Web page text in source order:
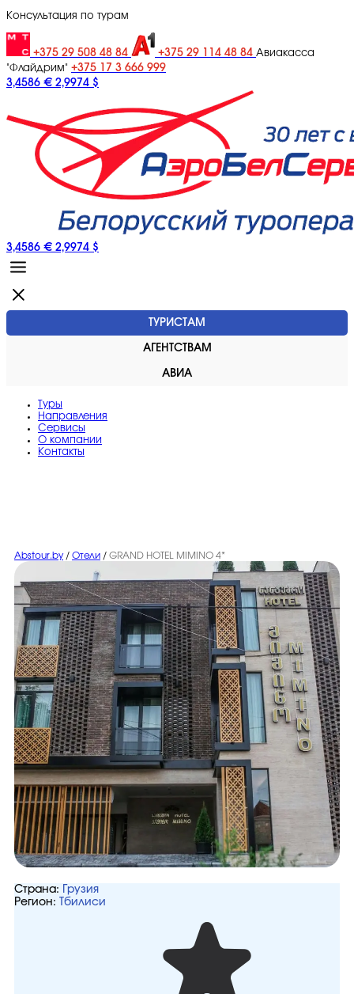
Консультация по турам
+375 29 508 48 84 +375 29 114 48 84 Авиакасса
"Флайдрим" +375 17 3 666 999
3,4586 € 2,9974 $
3,4586 € 2,9974 $
ТУРИСТАМ
АГЕНТСТВАМ
АВИА
Туры
Направления
Сервисы
O компании
Контакты
Abstour.by / Отели / GRAND HOTEL MIMINO 4*
Страна:
Грузия
Регион:
Тбилиси